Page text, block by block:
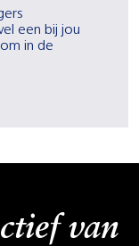
een bij jou
in de
van